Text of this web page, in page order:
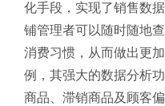
化手段，实现了销售数
铺管理者可以随时随地
消费习惯，从而做出更
例，其强大的数据分析
商品、滞销商品及顾客